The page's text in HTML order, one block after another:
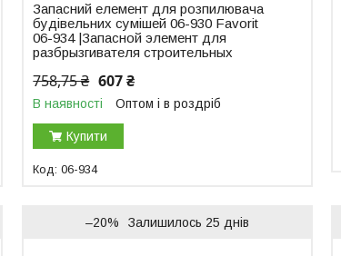
Запасний елемент для розпилювача
будівельних сумішей 06-930 Favorit
06-934 |Запасной элемент для
разбрызгивателя строительных
758,75 ₴ 607 ₴
В наявності Оптом і в роздріб
Купити
06-934
–20% Залишилось 25 днів